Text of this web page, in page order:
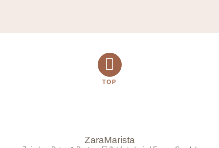
ZaraMarista
TOP